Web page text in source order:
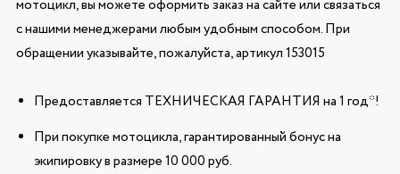
мотоцикл, вы можете оформить заказ на сайте или связаться
с нашими менеджерами любым удобным способом. При
обращении указывайте, пожалуйста, артикул 153015
Предоставляется ТЕХНИЧЕСКАЯ ГАРАНТИЯ на 1 год*!
При покупке мотоцикла, гарантированный бонус на
экипировку в размере 10 000 руб.